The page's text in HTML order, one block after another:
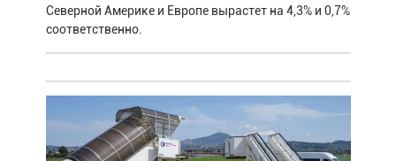
Северной Америке и Европе вырастет на 4,3% и 0,7%
соответственно.